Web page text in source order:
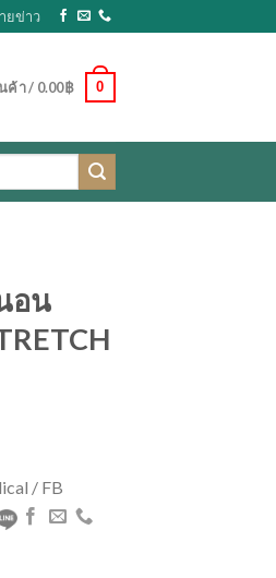
ยข่าว
ค้า / 0.00฿ 0
อน
/ FB
กดทับ รุ่น STRETCH GLIDE ชิ้น